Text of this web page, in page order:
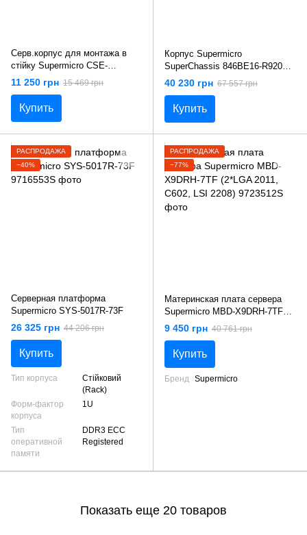
Серв.корпус для монтажа в
стiйку Supermicro CSE-
813MFTQC-350CB 19" 1U rack
11 250 грн 15 469 грн
Купить
Корпус Supermicro
SuperChassis 846BE16-R920B
920W (CSE-846BE16-R920B)
40 230 грн 67 557 грн
Купить
РАСПРОДАЖА
−40%
Серверная платформа
Supermicro SYS-5017R-73F
26 325 грн 44 206 грн
Купить
Тип корпуса
Cтійковий
(Rack)
Форм-фактор
корпуса
1U
Тип
оперативной
памяти
DDR3 ECC
Registered
РАСПРОДАЖА
−77%
Материнская плата сервера
Supermicro MBD-X9DRH-7TF
(2*LGA 2011, C602, LSI 2208)
9 450 грн 40 761 грн
Купить
Бренд Supermicro
Показать еще 20 товаров